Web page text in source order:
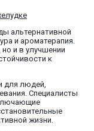
альтернативной
и ароматерапия.
и в улучшении
к
для людей,
Специалисты
жизни.